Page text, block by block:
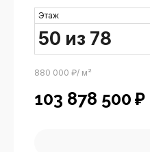
Этаж
50 из 78
880 000 ₽/ м²
103 878 500 ₽